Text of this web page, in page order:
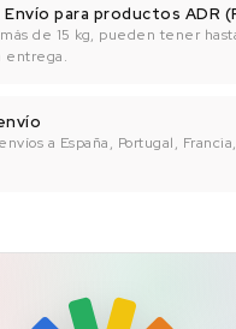
para productos ADR
de 15 kg, pueden tener
entrega.
a España, Portugal,